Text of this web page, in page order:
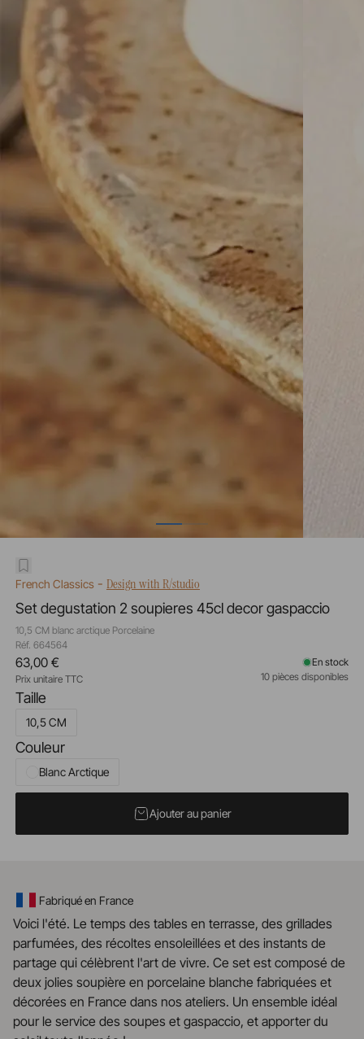
French Classics- Design with R/studio
Set degustation 2 soupieres 45cl decor gaspaccio
10,5 CM blanc arctique Porcelaine
Réf. 664564
Taille
10,5 CM
Couleur
Blanc Arctique
63,00 €
Prix unitaire TTC
En stock
10 pièces disponibles
Ajouter au panier
Fabriqué en France
Voici l'été. Le temps des tables en terrasse, des grillades
parfumées, des récoltes ensoleillées et des instants de
partage qui célèbrent l'art de vivre. Ce set est composé de
deux jolies soupière en porcelaine blanche fabriquées et
décorées en France dans nos ateliers. Un ensemble idéal
pour le service des soupes et gaspaccio, et apporter du